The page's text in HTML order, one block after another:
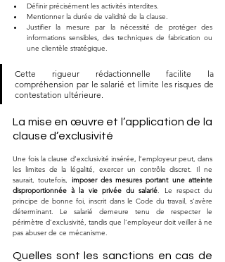
Définir précisément les activités interdites.
Mentionner la durée de validité de la clause.
Justifier la mesure par la nécessité de protéger des
informations sensibles, des techniques de fabrication ou
une clientèle stratégique.
Cette rigueur rédactionnelle facilite la
compréhension par le salarié et limite les risques de
contestation ultérieure.
La mise en œuvre et l’application de la
clause d’exclusivité
Une fois la clause d’exclusivité insérée, l’employeur peut, dans
les limites de la légalité, exercer un contrôle discret. Il ne
saurait, toutefois, imposer des mesures portant une atteinte
disproportionnée à la vie privée du salarié. Le respect du
principe de bonne foi, inscrit dans le Code du travail, s’avère
déterminant. Le salarié demeure tenu de respecter le
périmètre d’exclusivité, tandis que l’employeur doit veiller à ne
pas abuser de ce mécanisme.
Quelles sont les sanctions en cas de